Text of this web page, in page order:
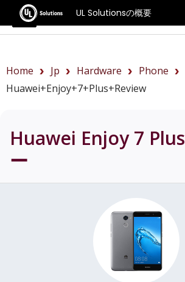
UL Solutionsの概要
ベンチマーク
Home Jp Hardware
Phone
Huawei+Enjoy+7+Plus+review
Huawei Enjoy 7 Plus
ー